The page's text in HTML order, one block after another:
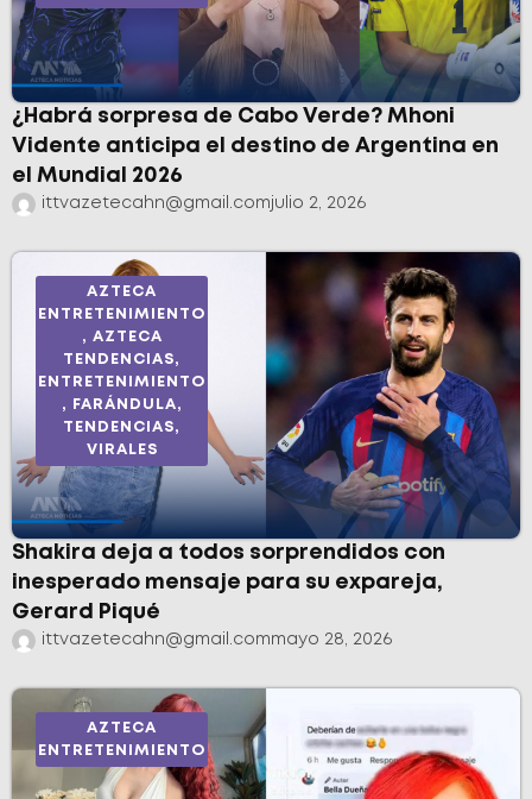
¿Habrá sorpresa de Cabo Verde? Mhoni
Vidente anticipa el destino de Argentina en
el Mundial 2026
ittvazetecahn@gmail.com julio 2, 2026
AZTECA
ENTRETENIMIENTO
, AZTECA
TENDENCIAS,
ENTRETENIMIENTO
,
FARÁNDULA,
TENDENCIAS,
VIRALES
Shakira deja a todos sorprendidos con
inesperado mensaje para su expareja,
Gerard Piqué
ittvazetecahn@gmail.commayo 28, 2026
AZTECA
ENTRETENIMIENTO